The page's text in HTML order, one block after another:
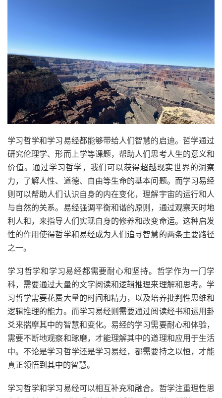
学习哲学和学习易经都能够带给人们智慧的启迪。哲学通过
研究伦理学、形而上学等课题，帮助人们思考人生的意义和
价值。通过学习哲学，我们可以获得超越现实世界的洞察
力，了解人性、道德、自由等生命的基本问题。而学习易经
则可以帮助人们认识自身的内在变化，理解宇宙的运行和人
与自然的关系。易经强调平衡和谐的原则，通过观察天时地
利人和，来指导人们实现自身的修养和改变命运。这种启发
性的作用使得哲学和易经成为人们追寻智慧的两条主要路径
之一。
学习哲学和学习易经都需要耐心和坚持。哲学作为一门学
科，需要通过大量的文字阅读和逻辑推理来理解和思考。学
习哲学需要花费大量的时间和精力，以及培养批判性思维和
逻辑推理的能力。而学习易经则需要通过阅读经书和运用卦
爻来揣摩其中的智慧和变化。易经的学习需要耐心和体验，
需要不断地观察和琢磨，才能理解其中的道理和应用于生活
中。不论是学习哲学还是学习易经，都需要持之以恒，才能
真正领悟到其中的智慧。
学习哲学和学习易经可以相互补充和融合。哲学注重理性思